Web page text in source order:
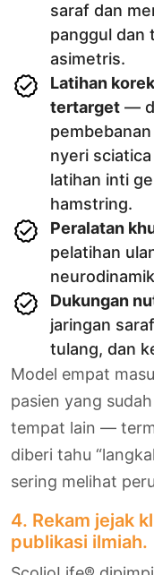
saraf dan
panggul dan
asimetris.
Latihan
tertarget —
nyeri
latihan inti
hamstring.
Peralatan
pelatihan
Dukungan
jaringan
tulang, dan
Model empat
pasien yang
tempat lain —
diberi tahu
sering melihat
4. Rekam jejak
publikasi ilmiah.